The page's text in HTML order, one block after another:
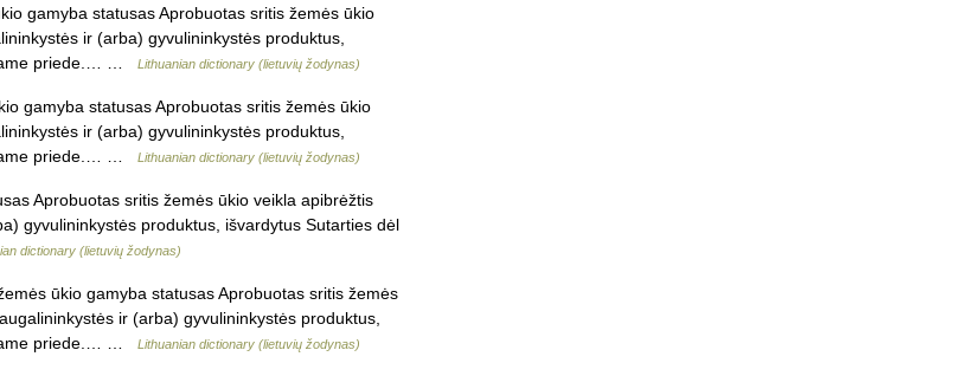
gamyba statusas Aprobuotas sritis žemės ūkio
ir (arba) gyvulininkystės produktus,
priede.… …
Lithuanian dictionary (lietuvių žodynas)
gamyba statusas Aprobuotas sritis žemės ūkio
ir (arba) gyvulininkystės produktus,
priede.… …
Lithuanian dictionary (lietuvių žodynas)
Aprobuotas sritis žemės ūkio veikla apibrėžtis
gyvulininkystės produktus, išvardytus Sutarties dėl
dictionary (lietuvių žodynas)
ūkio gamyba statusas Aprobuotas sritis žemės
ir (arba) gyvulininkystės produktus,
priede.… …
Lithuanian dictionary (lietuvių žodynas)